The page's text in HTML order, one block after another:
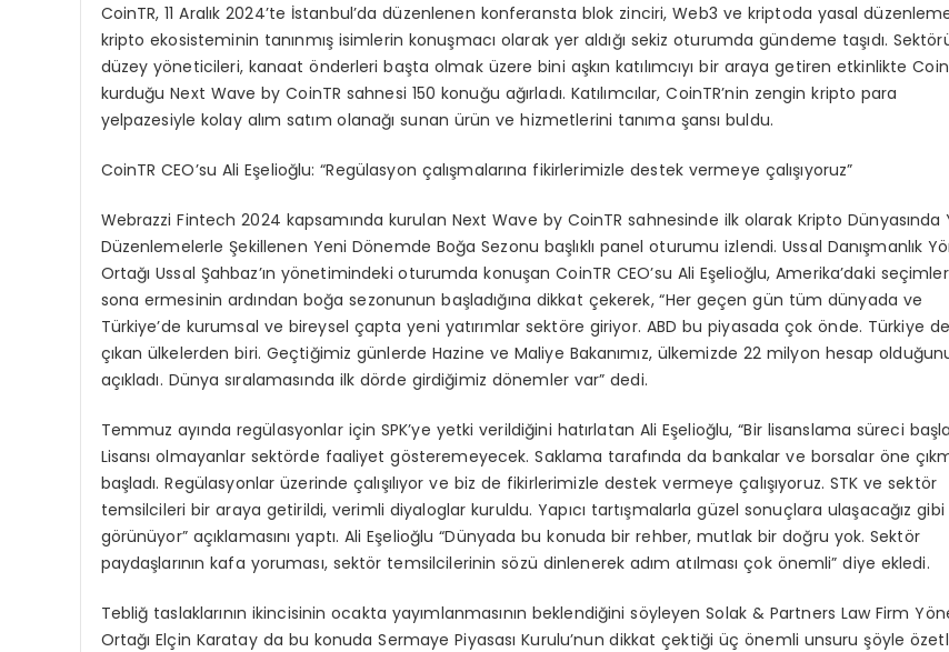
CoinTR, 11 Aralık 2024’te İstanbul’da düzenlenen konferansta blok zinciri, Web3 ve kriptoda yasal
kripto ekosisteminin tanınmış isimlerin konuşmacı olarak yer aldığı sekiz oturumda gündeme taşıdı.
düzey yöneticileri, kanaat önderleri başta olmak üzere bini aşkın katılımcıyı bir araya getiren etkinlikte
kurduğu Next Wave by CoinTR sahnesi 150 konuğu ağırladı. Katılımcılar, CoinTR’nin zengin kripto para
yelpazesiyle kolay alım satım olanağı sunan ürün ve hizmetlerini tanıma şansı buldu.
CoinTR CEO’su Ali Eşelioğlu: “Regülasyon çalışmalarına fikirlerimizle destek vermeye çalışıyoruz”
Webrazzi Fintech 2024 kapsamında kurulan Next Wave by CoinTR sahnesinde ilk olarak Kripto Dünyasında
Düzenlemelerle Şekillenen Yeni Dönemde Boğa Sezonu başlıklı panel oturumu izlendi. Ussal Danışmanlık
Ortağı Ussal Şahbaz’ın yönetimindeki oturumda konuşan CoinTR CEO’su Ali Eşelioğlu, Amerika’daki
sona ermesinin ardından boğa sezonunun başladığına dikkat çekerek, “Her geçen gün tüm dünyada ve
Türkiye’de kurumsal ve bireysel çapta yeni yatırımlar sektöre giriyor. ABD bu piyasada çok önde. Türkiye
çıkan ülkelerden biri. Geçtiğimiz günlerde Hazine ve Maliye Bakanımız, ülkemizde 22 milyon hesap
açıkladı. Dünya sıralamasında ilk dörde girdiğimiz dönemler var” dedi.
Temmuz ayında regülasyonlar için SPK’ye yetki verildiğini hatırlatan Ali Eşelioğlu, “Bir lisanslama süreci
Lisansı olmayanlar sektörde faaliyet gösteremeyecek. Saklama tarafında da bankalar ve borsalar öne
başladı. Regülasyonlar üzerinde çalışılıyor ve biz de fikirlerimizle destek vermeye çalışıyoruz. STK ve sektör
temsilcileri bir araya getirildi, verimli diyaloglar kuruldu. Yapıcı tartışmalarla güzel sonuçlara ulaşacağız gibi
görünüyor” açıklamasını yaptı. Ali Eşelioğlu “Dünyada bu konuda bir rehber, mutlak bir doğru yok. Sektör
paydaşlarının kafa yoruması, sektör temsilcilerinin sözü dinlenerek adım atılması çok önemli” diye ekledi.
Tebliğ taslaklarının ikincisinin ocakta yayımlanmasının beklendiğini söyleyen Solak & Partners Law Firm
Ortağı Elçin Karatay da bu konuda Sermaye Piyasası Kurulu’nun dikkat çektiği üç önemli unsuru şöyle